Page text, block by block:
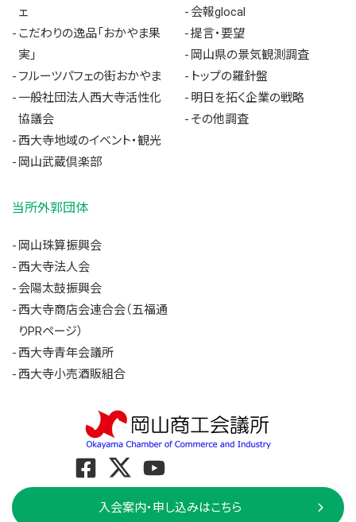
ェ
こだわりの逸品「おかやま果
実」
フルーツパフェの街おかやま
一般社団法人西大寺活性化
協議会
西大寺地域のイベント・観光
岡山武蔵倶楽部
会報glocal
提言・要望
岡山県の景気観測調査
トップの羅針盤
明日を拓く企業の戦略
その他調査
当所外郭団体
岡山珠算振興会
西大寺法人会
会陽太鼓振興会
西大寺商店会連合会（五福通
りPRページ）
西大寺青年会議所
西大寺小売酒販組合
入会案内・申し込みはこちら